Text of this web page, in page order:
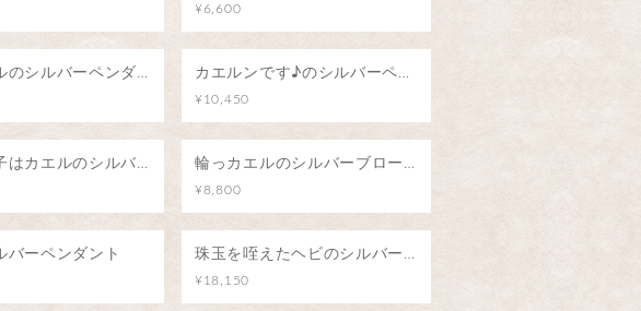
¥6,600
蓮とカエルのシルバーペンダント カエルンです♪のシルバーペンダント
¥10,450
カエルの子はカエルのシルバーブローチ（ピンバッジ） 輪っカエルのシルバーブローチ（ピンバッジ）
¥8,800
バーペンダント 珠玉を咥えたヘビのシルバーペンダント(アメジスト/水晶)
¥18,150